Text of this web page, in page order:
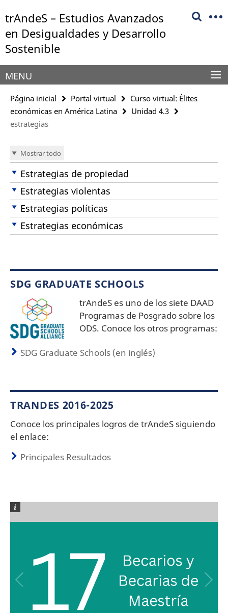
direkt
zu
Inhalt
trAndeS – Estudios Avanzados
en Desigualdades y Desarrollo
Sostenible
Herramientas
de
navegación
MENU
Página inicial Portal virtual
Curso virtual: Élites
económicas en América Latina
Unidad 4.3
estrategias
Mostrar todo
Estrategias de propiedad
Estrategias violentas
Estrategias políticas
Estrategias económicas
SDG GRADUATE SCHOOLS
trAndeS es uno de los siete DAAD
Programas de Posgrado sobre los
ODS. Conoce los otros programas:
SDG Graduate Schools (en inglés)
TRANDES 2016-2025
Conoce los principales logros de trAndeS siguiendo
el enlace:
Principales Resultados